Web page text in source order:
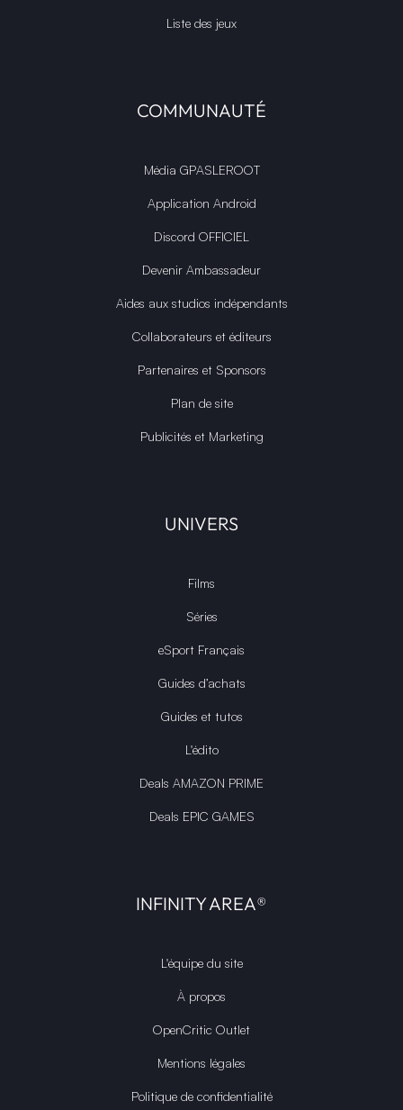
Liste des jeux
COMMUNAUTÉ
Média GPASLEROOT
Application Android
Discord OFFICIEL
Devenir Ambassadeur
Aides aux studios indépendants
Collaborateurs et éditeurs
Partenaires et Sponsors
Plan de site
Publicités et Marketing
UNIVERS
Films
Séries
eSport Français
Guides d’achats
Guides et tutos
L'édito
Deals AMAZON PRIME
Deals EPIC GAMES
INFINITY AREA®
L'équipe du site
À propos
OpenCritic Outlet
Mentions légales
Politique de confidentialité